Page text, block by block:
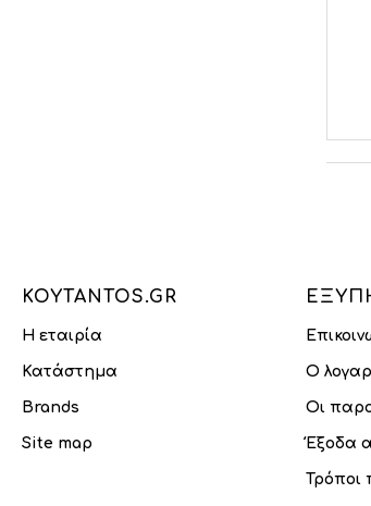
KOYTANTOS.GR
Η εταιρία
Κατάστημα
Brands
Site map
Ο
Οι
Έξοδα
Τρόποι